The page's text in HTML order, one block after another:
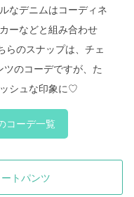
なデニムはコーディネ
ーなどと組み合わせ
らのスナップは、チェ
ツのコーデですが、た
シュな印象に♡
コーデ一覧
トパンツ